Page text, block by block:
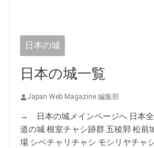
日本の城
日本の城一覧
Japan Web Magazine 編集部
→ 日本の城メインページへ 日本全
道の城 根室チャシ跡群 五稜郭 松前
場 シベチャリチャシ モシリヤチャ